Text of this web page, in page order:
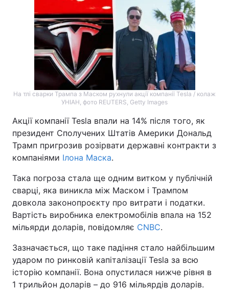
Україна Політика
Економіка
Техно і зв'язок Лайт
Здоров'я Туризм
Цікавинки
Екологія Регіони
Лонгріди
Відео з Youtube Статті
Думки
Архів Вакансії
На тлі сварки Трампа з Маском рухнули акції компанії Tesla / колаж
УНІАН, фото REUTERS, Getty Images
Акції компанії Tesla впали на 14% після того, як
президент Сполучених Штатів Америки Дональд
Трамп пригрозив розірвати державні контракти з
компаніями Ілона Маска.
Така погроза стала ще одним витком у публічній
сварці, яка виникла між Маском і Трампом
довкола законопроєкту про витрати і податки.
Вартість виробника електромобілів впала на 152
мільярди доларів, повідомляє CNBC.
Зазначається, що таке падіння стало найбільшим
ударом по ринковій капіталізації Tesla за всю
історію компанії. Вона опустилася нижче рівня в
1 трильйон доларів – до 916 мільярдів доларів.